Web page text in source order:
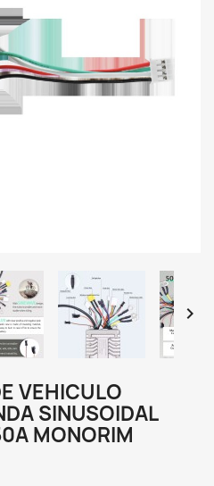

VEHICULO
SINUSOIDAL
MONORIM